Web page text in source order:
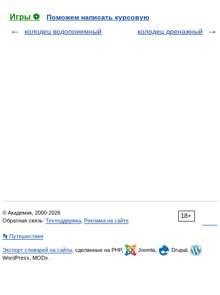
Игры ⚽
Поможем написать курсовую
колодец водоприемный
колодец дренажный
18+
© Академик, 2000-2026
Обратная связь: Техподдержка Реклама на сайте
👣 Путешествия
Экспорт словарей на сайты , сделанные на PHP, Joomla,
Drupal,
WordPress, MODx.